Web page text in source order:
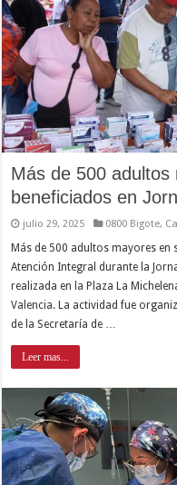
Más de 500 adultos
beneficiados en
julio 29, 2025 0800 Bigote,
Más de 500 adultos mayores
Atención Integral durante la
realizada en la Plaza La
Valencia. La actividad fue
de la Secretaría de …
Leer mas...